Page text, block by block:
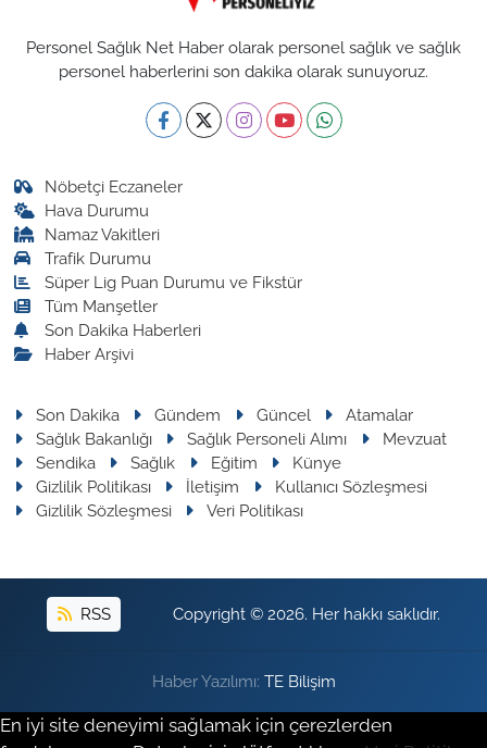
Personel Sağlık Net Haber olarak personel sağlık ve sağlık
personel haberlerini son dakika olarak sunuyoruz.
Nöbetçi Eczaneler
Hava Durumu
Namaz Vakitleri
Trafik Durumu
Süper Lig Puan Durumu ve Fikstür
Tüm Manşetler
Son Dakika Haberleri
Haber Arşivi
Son Dakika Gündem Güncel
Atamalar
Sağlık Bakanlığı
Sağlık Personeli Alımı
Mevzuat
Sendika
Sağlık Eğitim
Künye
Gizlilik Politikası
İletişim
Kullanıcı Sözleşmesi
Gizlilik Sözleşmesi
Veri Politikası
RSS Copyright © 2026. Her hakkı saklıdır.
Haber Yazılımı: TE Bilişim
En iyi site deneyimi sağlamak için çerezlerden